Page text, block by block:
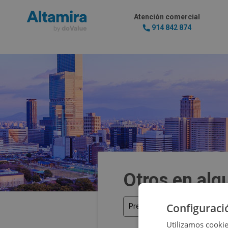
Atención comercial
914 842 874
Otros en
Precio
Utilizamos